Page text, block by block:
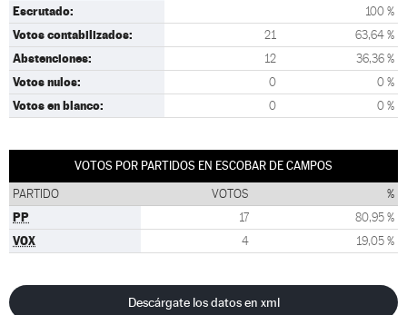
Escrutado: 100 %
Votos contabilizados: 21 63,64 %
Abstenciones: 12 36,36 %
Votos nulos: 0 0 %
Votos en blanco: 0 0 %
VOTOS POR PARTIDOS EN ESCOBAR DE CAMPOS
PARTIDO VOTOS %
PP 17 80,95 %
VOX 4 19,05 %
Descárgate los datos en xml